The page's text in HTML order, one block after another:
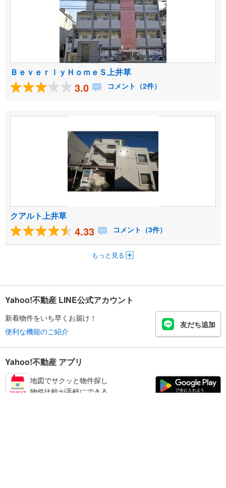
ＢｅｖｅｒｌｙＨｏｍｅＳ上井草
3.0 コメント（2件）
クアルト上井草
4.33 コメント（3件）
もっと見る
Yahoo!不動産 LINE公式アカウント
新着物件をいち早くお届け！
便利な機能のご紹介
友だち追加
Yahoo!不動産 アプリ
地図でサクッと物件探し
物件比較が手軽にできる